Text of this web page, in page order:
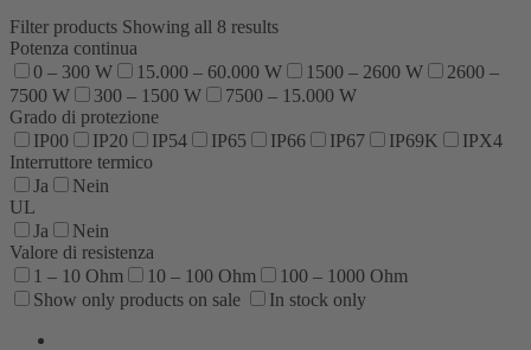
Filter products Showing all 8 results
Potenza continua
0 – 300 W
15.000 – 60.000 W 1500 – 2600 W
2600 –
7500 W
300 – 1500 W
7500 – 15.000 W
Grado di protezione
IP00
IP20 IP54 IP65 IP66 IP67 IP69K
IPX4
Interruttore termico
Ja
Nein
UL
Ja
Nein
Valore di resistenza
1 – 10 Ohm
10 – 100 Ohm
100 – 1000 Ohm
Show only products on sale
In stock only